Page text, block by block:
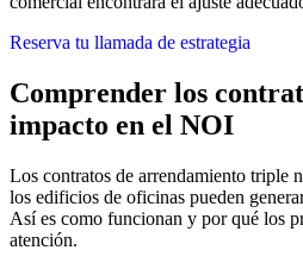
Reserva tu llamada de estrategia
Comprender los
impacto en el NOI
Los contratos de arrendamiento triple
los edificios de oficinas pueden
Así es como funcionan y por qué los
atención.